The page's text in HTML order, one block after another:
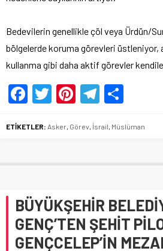
Bedevilerin genellikle çöl veya Ürdün/
bölgelerde koruma görevleri
kullanma gibi daha aktif görevler
Facebook
Twitter
Pinterest
ETİKETLER: Asker Görev İsrail Müslüman
BÜYÜKŞEHİR
GENÇ’TEN ŞEHİT
GENÇCELEP’İN